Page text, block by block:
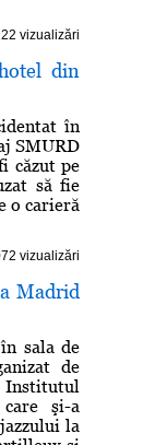
vizualizări
din
în
SMURD
căzut pe
să fie
o carieră
vizualizări
Madrid
sala de
de
şi-a
la